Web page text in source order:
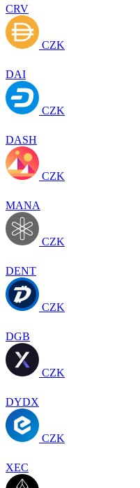
CRV
CZK
DAI
CZK
DASH
CZK
MANA
CZK
DENT
CZK
DGB
CZK
DYDX
CZK
XEC